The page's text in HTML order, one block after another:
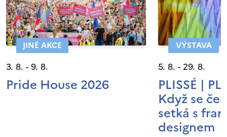
JINÉ AKCE
3. 8. - 9. 8.
Pride House 2026
VÝSTAVA
5. 8. - 29. 8.
PLISSÉ |
Když se
setká s
designem